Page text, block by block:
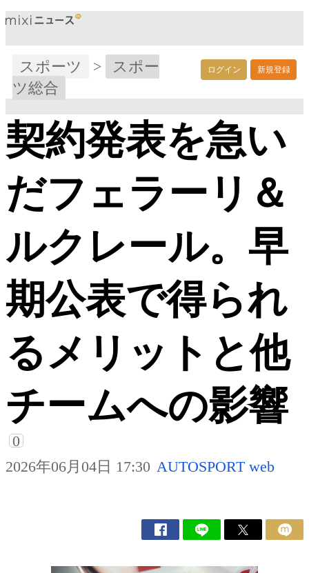
ログイン 新規登録
スポーツ >
スポー
ツ総合
契約発表を急い
だフェラーリ＆
ルクレール。早
期公表で得られ
るメリットと他
チームへの影響
0
2026年06月04日 17:30 AUTOSPORT web